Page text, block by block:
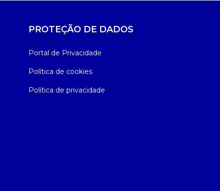
PROTEÇÃO DE DADOS
Portal de Privacidade
Política de cookies
Política de privacidade